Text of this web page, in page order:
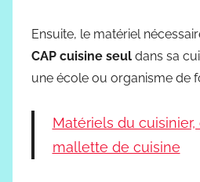
Ensuite, le matériel
CAP cuisine seul dans sa
une école ou organisme de
Matériels du
mallette de cuisine